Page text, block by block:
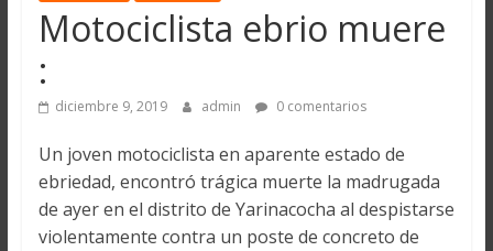
Motociclista ebrio muere
:
diciembre 9, 2019 admin 0 comentarios
Un joven motociclista en aparente estado de
ebriedad, encontró trágica muerte la madrugada
de ayer en el distrito de Yarinacocha al despistarse
violentamente contra un poste de concreto de